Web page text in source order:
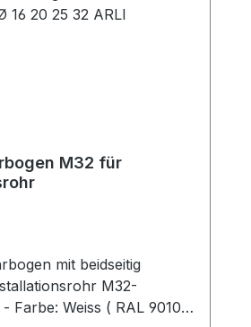
M32 für
mit beidseitig
M32-